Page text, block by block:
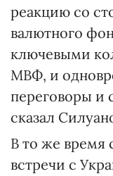
реакцию со
валютного
ключевыми
МВФ, и
переговоры и
сказал
В то же время
встречи с